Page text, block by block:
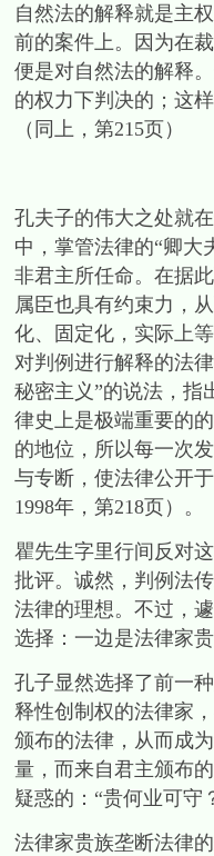
自然法的解释就是主
前的案件上。因为在
便是对自然法的解释
的权力下判决的；这
（同上，第215页）
孔夫子的伟大之处就
中，掌管法律的“卿
非君主所任命。在据
属臣也具有约束力，
化、固定化，实际上
对判例进行解释的法
秘密主义”的说法，指
律史上是极端重要的
的地位，所以每一次
与专断，使法律公开
1998年，第218页）。
瞿先生字里行间反对
批评。诚然，判例法
法律的理想。不过，
选择：一边是法律家
孔子显然选择了前一
释性创制权的法律家
颁布的法律，从而成
量，而来自君主颁布
疑惑的：“贵何业可守
法律家贵族垄断法律